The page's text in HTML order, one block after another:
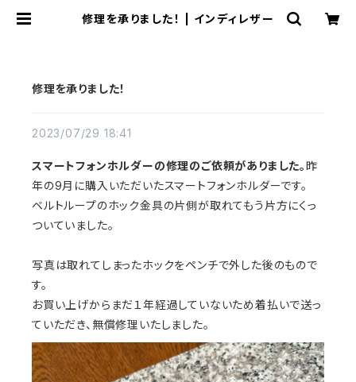
修理を承りました！ | インディレザー
修理を承りました！
2023/07/29 18:41
スマートフォンホルダーの修理のご依頼がありました。昨
年の9月に購入いただいたスマートフォンホルダーです。
ベルトループのホック金具の片側が取れてもう片方にくっ
ついていました。
写真は取れてしまったホックをペンチで外した後のもので
す。
お買い上げからまだ１年経過していないため着払いで送っ
ていただき、無償修理いたしました。